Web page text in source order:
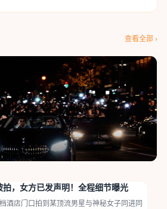
查看全部 ›
，女方已发声明！全程细节曝光
酒店门口拍到某顶流男星与神秘女子同进同